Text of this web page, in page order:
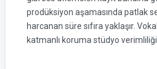
prodüksiyon aşamasında patlak
harcanan süre sıfıra yaklaşır.
katmanlı koruma stüdyo